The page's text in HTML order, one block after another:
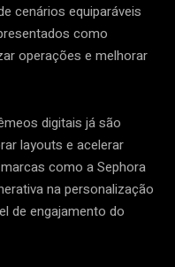
cenários equiparáveis
como
operações e melhorar
digitais já são
layouts e acelerar
como a Sephora
na personalização
de engajamento do